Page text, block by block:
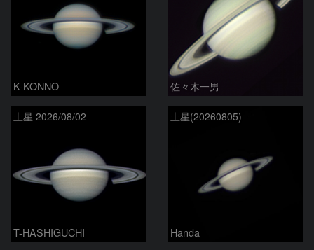
K-KONNO 佐々木一男
土星 2026/08/02
T-HASHIGUCHI
土星(20260805)
Handa